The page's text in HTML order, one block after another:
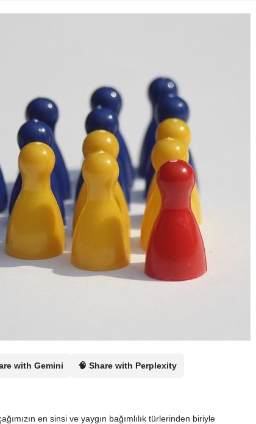
n
e
i
with Gemini 🧠 Share with Perplexity
çağımızın en sinsi ve yaygın bağımlılık türlerinden biriyle